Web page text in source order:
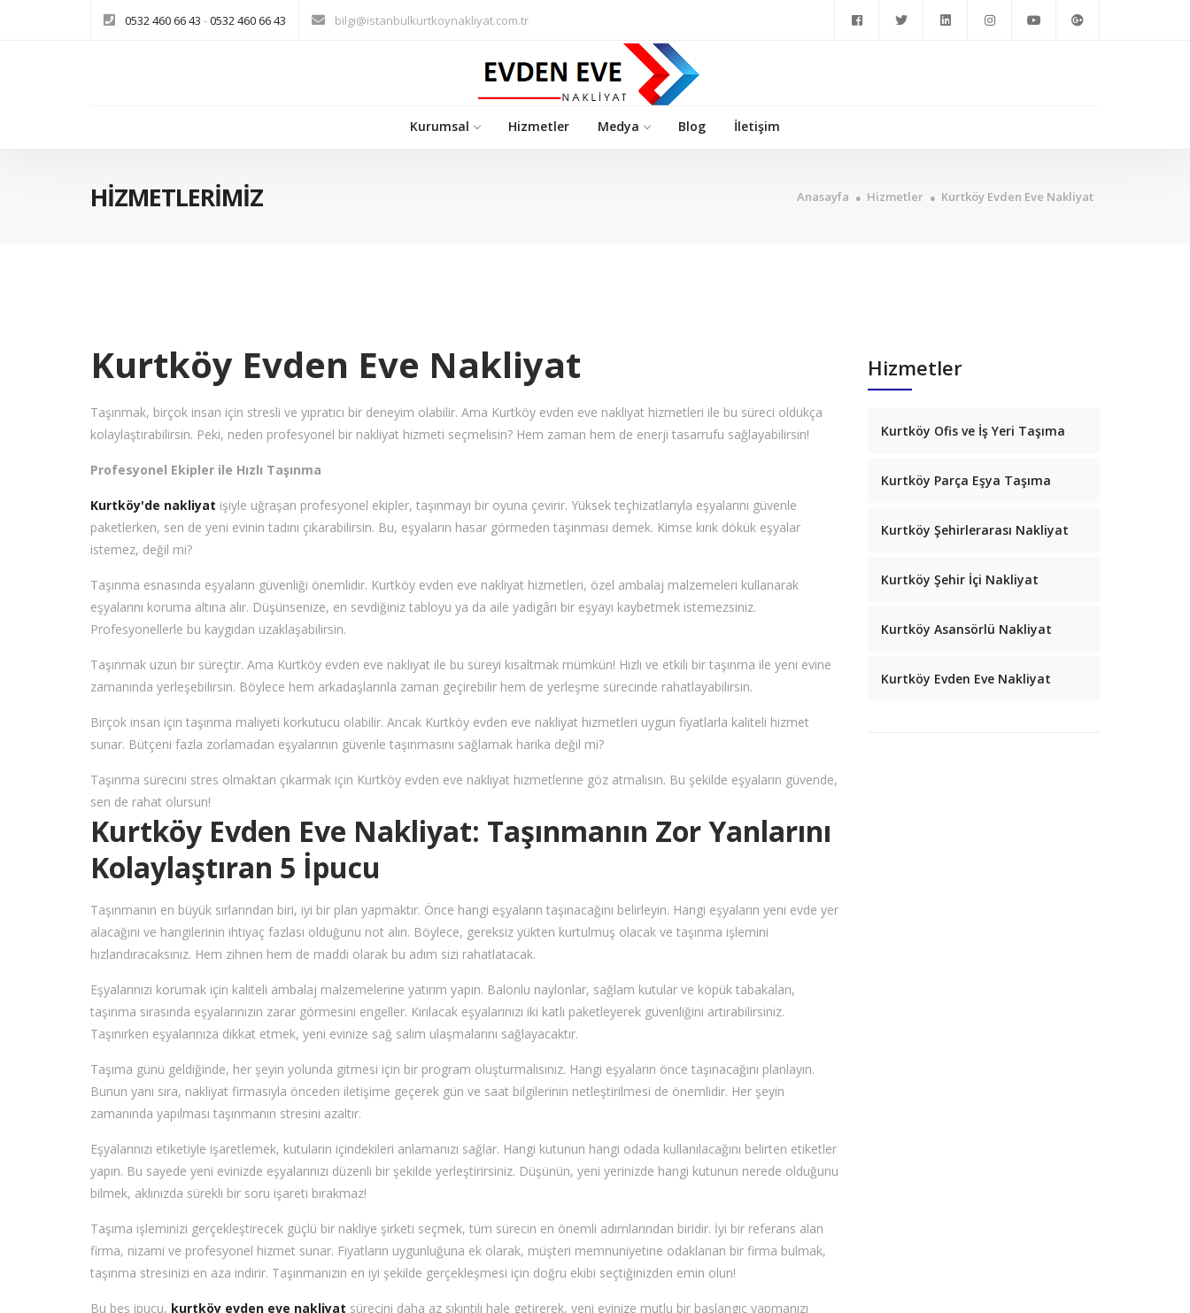
0532 460 66 43 -0532 460 66 43 bilgi@istanbulkurtkoynakliyat.com.tr
Kurumsal Hizmetler Medya Blog İletişim
HİZMETLERİMİZ Anasayfa Hizmetler Kurtköy Evden Eve Nakliyat
Kurtköy Evden Eve Nakliyat
Taşınmak, birçok insan için stresli ve yıpratıcı bir deneyim olabilir. Ama Kurtköy evden eve nakliyat hizmetleri ile bu süreci oldukça
kolaylaştırabilirsin. Peki, neden profesyonel bir nakliyat hizmeti seçmelisin? Hem zaman hem de enerji tasarrufu sağlayabilirsin!
Profesyonel Ekipler ile Hızlı Taşınma
Kurtköy'de nakliyat işiyle uğraşan profesyonel ekipler, taşınmayı bir oyuna çevirir. Yüksek teçhizatlarıyla eşyalarını güvenle
paketlerken, sen de yeni evinin tadını çıkarabilirsin. Bu, eşyaların hasar görmeden taşınması demek. Kimse kırık dökük eşyalar
istemez, değil mi?
Taşınma esnasında eşyaların güvenliği önemlidir. Kurtköy evden eve nakliyat hizmetleri, özel ambalaj malzemeleri kullanarak
eşyalarını koruma altına alır. Düşünsenize, en sevdiğiniz tabloyu ya da aile yadigârı bir eşyayı kaybetmek istemezsiniz.
Profesyonellerle bu kaygıdan uzaklaşabilirsin.
Taşınmak uzun bir süreçtir. Ama Kurtköy evden eve nakliyat ile bu süreyi kısaltmak mümkün! Hızlı ve etkili bir taşınma ile yeni evine
zamanında yerleşebilirsin. Böylece hem arkadaşlarınla zaman geçirebilir hem de yerleşme sürecinde rahatlayabilirsin.
Birçok insan için taşınma maliyeti korkutucu olabilir. Ancak Kurtköy evden eve nakliyat hizmetleri uygun fiyatlarla kaliteli hizmet
sunar. Bütçeni fazla zorlamadan eşyalarının güvenle taşınmasını sağlamak harika değil mi?
Taşınma sürecini stres olmaktan çıkarmak için Kurtköy evden eve nakliyat hizmetlerine göz atmalısın. Bu şekilde eşyaların güvende,
sen de rahat olursun!
Kurtköy Evden Eve Nakliyat: Taşınmanın Zor Yanlarını
Kolaylaştıran 5 İpucu
Taşınmanın en büyük sırlarından biri, iyi bir plan yapmaktır. Önce hangi eşyaların taşınacağını belirleyin. Hangi eşyaların yeni evde yer
alacağını ve hangilerinin ihtiyaç fazlası olduğunu not alın. Böylece, gereksiz yükten kurtulmuş olacak ve taşınma işlemini
hızlandıracaksınız. Hem zihnen hem de maddi olarak bu adım sizi rahatlatacak.
Eşyalarınızı korumak için kaliteli ambalaj malzemelerine yatırım yapın. Balonlu naylonlar, sağlam kutular ve köpük tabakaları,
taşınma sırasında eşyalarınızın zarar görmesini engeller. Kırılacak eşyalarınızı iki katlı paketleyerek güvenliğini artırabilirsiniz.
Taşınırken eşyalarınıza dikkat etmek, yeni evinize sağ salim ulaşmalarını sağlayacaktır.
Taşıma günü geldiğinde, her şeyin yolunda gitmesi için bir program oluşturmalısınız. Hangi eşyaların önce taşınacağını planlayın.
Bunun yanı sıra, nakliyat firmasıyla önceden iletişime geçerek gün ve saat bilgilerinin netleştirilmesi de önemlidir. Her şeyin
zamanında yapılması taşınmanın stresini azaltır.
Eşyalarınızı etiketiyle işaretlemek, kutuların içindekileri anlamanızı sağlar. Hangi kutunun hangi odada kullanılacağını belirten etiketler
yapın. Bu sayede yeni evinizde eşyalarınızı düzenli bir şekilde yerleştirirsiniz. Düşünün, yeni yerinizde hangi kutunun nerede olduğunu
bilmek, aklınızda sürekli bir soru işareti bırakmaz!
Taşıma işleminizi gerçekleştirecek güçlü bir nakliye şirketi seçmek, tüm sürecin en önemli adımlarından biridir. İyi bir referans alan
firma, nizami ve profesyonel hizmet sunar. Fiyatların uygunluğuna ek olarak, müşteri memnuniyetine odaklanan bir firma bulmak,
taşınma stresinizi en aza indirir. Taşınmanızın en iyi şekilde gerçekleşmesi için doğru ekibi seçtiğinizden emin olun!
Bu beş ipucu, kurtköy evden eve nakliyat sürecini daha az sıkıntılı hale getirerek, yeni evinize mutlu bir başlangıç yapmanızı
Hizmetler
Kurtköy Ofis ve İş Yeri Taşıma
Kurtköy Parça Eşya Taşıma
Kurtköy Şehirlerarası Nakliyat
Kurtköy Şehir İçi Nakliyat
Kurtköy Asansörlü Nakliyat
Kurtköy Evden Eve Nakliyat